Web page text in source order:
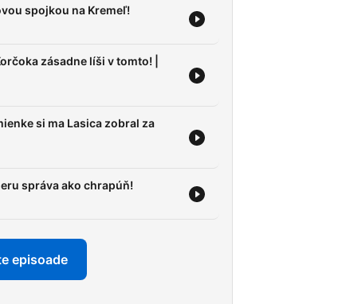
spojkou na Kremeľ!
zásadne líši v tomto! |
si ma Lasica zobral za
správa ako chrapúň!
episoade